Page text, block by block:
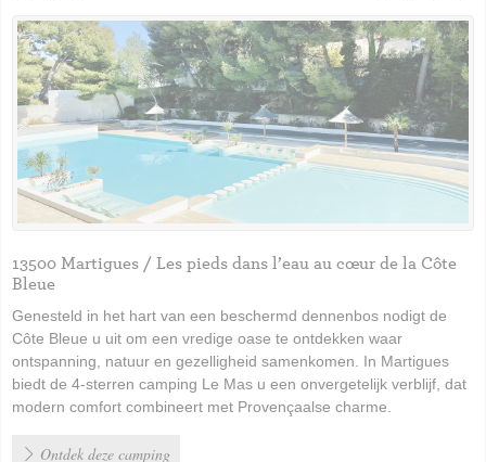
13500 Martigues / Les pieds dans l’eau au cœur de la Côte
Bleue
Genesteld in het hart van een beschermd dennenbos nodigt de
Côte Bleue u uit om een vredige oase te ontdekken waar
ontspanning, natuur en gezelligheid samenkomen. In Martigues
biedt de 4-sterren camping Le Mas u een onvergetelijk verblijf, dat
modern comfort combineert met Provençaalse charme.
Ontdek deze camping